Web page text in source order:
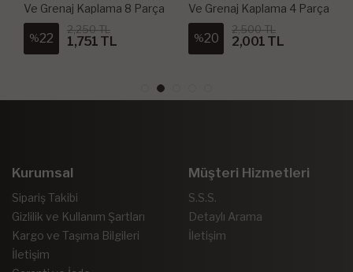
Ve Grenaj Kaplama 8 Parça
%22
2,250 TL
1,751 TL
Ve Grenaj Kaplama 4 Parça
%20
2,500 TL
2,001 TL
Kurumsal
Sipariş Takibi
Gizlilik ve Kullanım Şartları
Kargo ve Taşıma Bilgileri
İletişim
Müşteri Hizmetleri
S.S.S.
Detaylı Arama
İletişim